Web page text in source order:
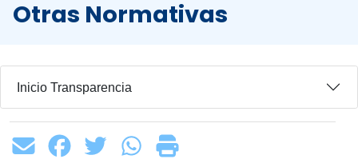
Otras Normativas
Inicio Transparencia